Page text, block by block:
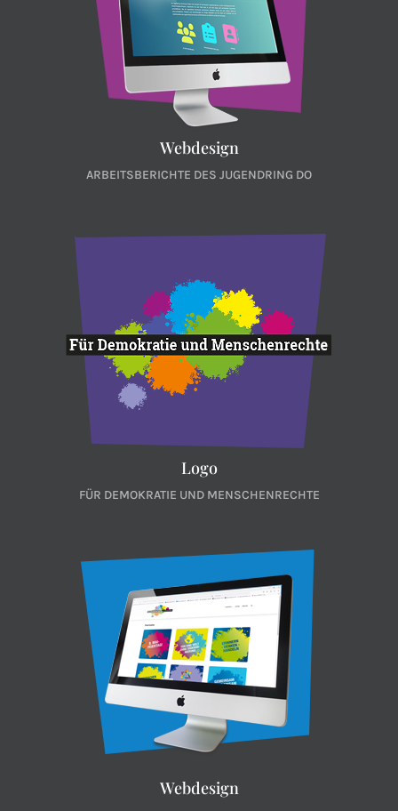
Webdesign
ARBEITSBERICHTE DES JUGENDRING DO
Logo
FÜR DEMOKRATIE UND MENSCHENRECHTE
Webdesign